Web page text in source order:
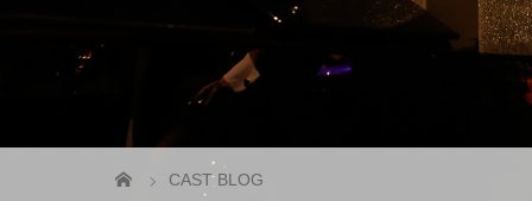
CAST BLOG